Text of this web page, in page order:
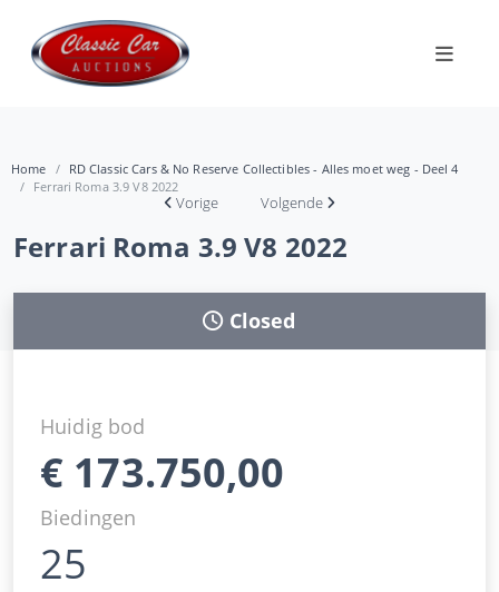
Home
RD Classic Cars & No Reserve Collectibles - Alles moet weg - Deel 4
Ferrari Roma 3.9 V8 2022
Vorige Volgende
Ferrari Roma 3.9 V8 2022
Closed
Huidig bod
€ 173.750,00
Biedingen
25